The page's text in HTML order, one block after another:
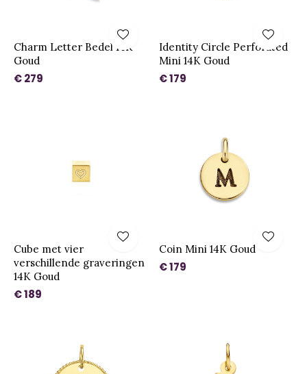
Charm Letter Bedel 14K
Goud
€ 279
Identity Circle Perforated
Mini 14K Goud
€ 179
Cube met vier
verschillende graveringen
14K Goud
€ 189
Coin Mini 14K Goud
€ 179